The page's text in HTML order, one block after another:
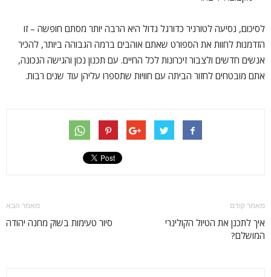
לסיכום, נסיעה לטורניר כדורגל גדול היא הרבה יותר מסתם חופשה – זו
הזדמנות לחוות את הספורט שאתם אוהבים ברמה הגבוהה ביותר, להכיר
אנשים חדשים ולצבור זיכרונות לכל החיים. עם תכנון נכון והגישה הנכונה,
אתם מובטחים לחזור הביתה עם חוויות שתספרו עליהן עוד שנים רבות.
מאמר קודם
איך לתכנן את הטיול הקולינרי
המושלם?
מאמר הבא
סיור טעימות בשוק מחנה יהודה